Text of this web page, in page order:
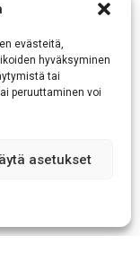
evästeitä,
hyväksyminen
tai
peruuttaminen voi
asetukset